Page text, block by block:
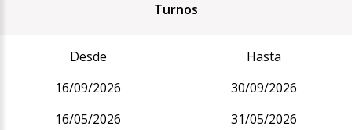
Turnos
Desde
Hasta
16/09/2026
30/09/2026
16/05/2026
31/05/2026